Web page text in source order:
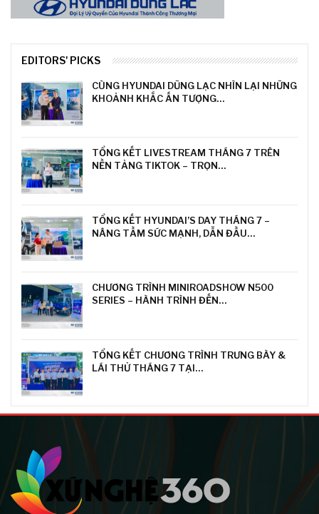
EDITORS' PICKS
CÙNG HYUNDAI DŨNG LẠC NHÌN LẠI NHỮNG
KHOẢNH KHẮC ẤN TƯỢNG…
TỔNG KẾT LIVESTREAM THÁNG 7 TRÊN
NỀN TẢNG TIKTOK – TRỌN…
TỔNG KẾT HYUNDAI’S DAY THÁNG 7 –
NÂNG TẦM SỨC MẠNH, DẪN ĐẦU…
CHƯƠNG TRÌNH MINIROADSHOW N500
SERIES – HÀNH TRÌNH ĐẾN…
TỔNG KẾT CHƯƠNG TRÌNH TRƯNG BÀY &
LÁI THỬ THÁNG 7 TẠI…